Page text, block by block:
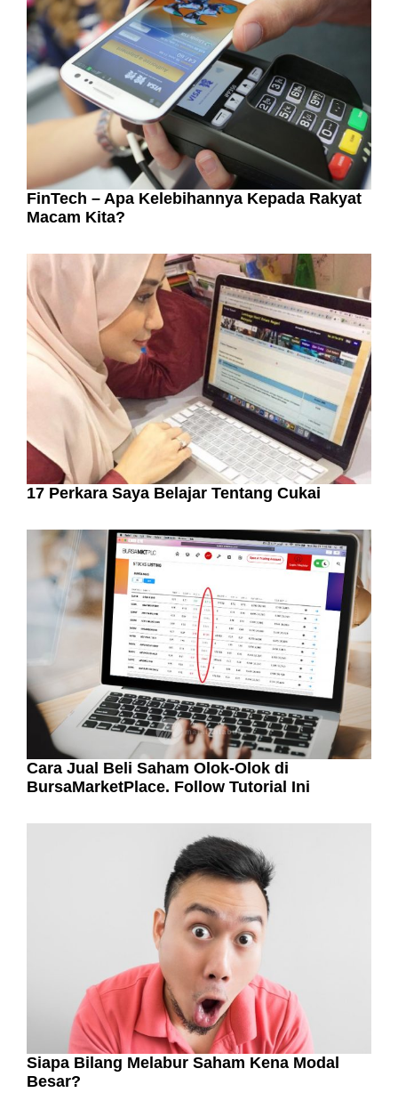
FinTech – Apa Kelebihannya Kepada Rakyat
Macam Kita?
17 Perkara Saya Belajar Tentang Cukai
Cara Jual Beli Saham Olok-Olok di
BursaMarketPlace. Follow Tutorial Ini
Siapa Bilang Melabur Saham Kena Modal
Besar?